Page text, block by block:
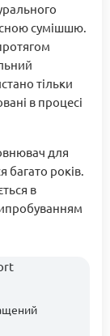
сумішшю.
тільки
в процесі
для
багато років.
в